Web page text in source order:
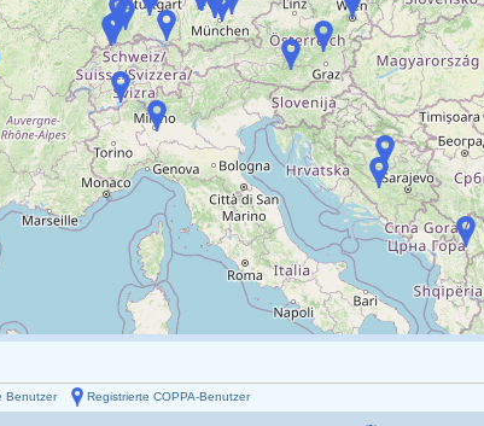
Benutzer Registrierte COPPA-Benutzer